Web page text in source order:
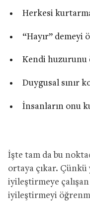
Herkesi
“Hayır” demeyi
Kendi huzurunu
Duygusal sınır
İnsanların onu
İşte tam da bu
ortaya çıkar. Çünkü
iyileştirmeye
iyileştirmeyi